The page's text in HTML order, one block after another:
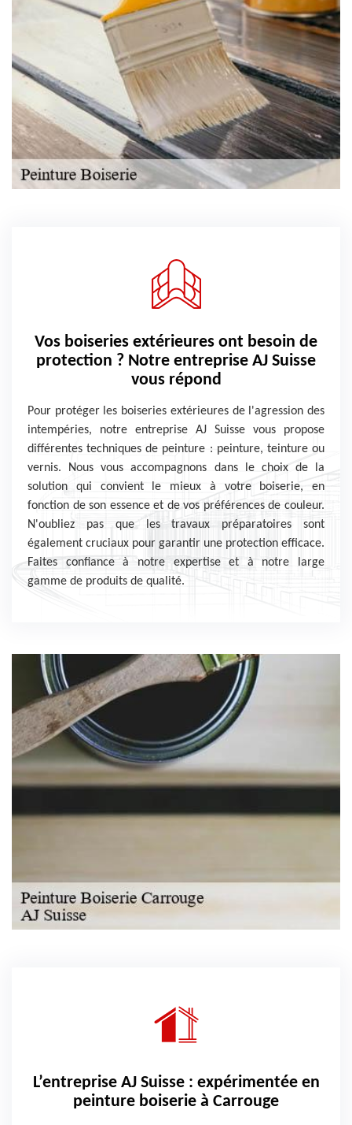
Vos boiseries extérieures ont besoin de
protection ? Notre entreprise AJ Suisse
vous répond
Pour protéger les boiseries extérieures de l'agression des
intempéries, notre entreprise AJ Suisse vous propose
différentes techniques de peinture : peinture, teinture ou
vernis. Nous vous accompagnons dans le choix de la
solution qui convient le mieux à votre boiserie, en
fonction de son essence et de vos préférences de couleur.
N'oubliez pas que les travaux préparatoires sont
également cruciaux pour garantir une protection efficace.
Faites confiance à notre expertise et à notre large
gamme de produits de qualité.
L’entreprise AJ Suisse : expérimentée en
peinture boiserie à Carrouge